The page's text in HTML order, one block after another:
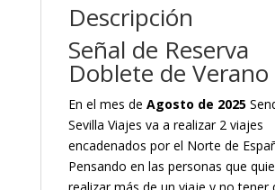
Descripción
Señal de Reserva
Doblete de Verano
En el mes de Agosto de 2025
Sevilla Viajes va a realizar 2 viajes
encadenados por el Norte de
Pensando en las personas que